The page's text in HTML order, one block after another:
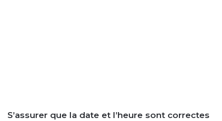
S’assurer que la date et l’heure sont correctes